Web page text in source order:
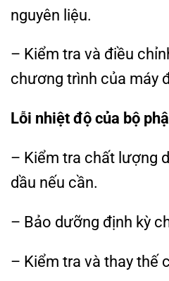
nguyên liệu.
– Kiểm tra và điều
chương trình của máy
Lỗi nhiệt độ của bộ
– Kiểm tra chất lượng
dầu nếu cần.
– Bảo dưỡng định kỳ
– Kiểm tra và thay thế